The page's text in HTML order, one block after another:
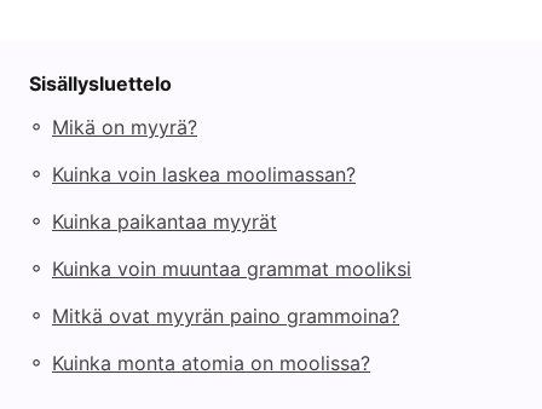
Sisällysluettelo
◦ Mikä on myyrä?
◦ Kuinka voin laskea moolimassan?
◦ Kuinka paikantaa myyrät
◦ Kuinka voin muuntaa grammat mooliksi
◦ Mitkä ovat myyrän paino grammoina?
◦ Kuinka monta atomia on moolissa?